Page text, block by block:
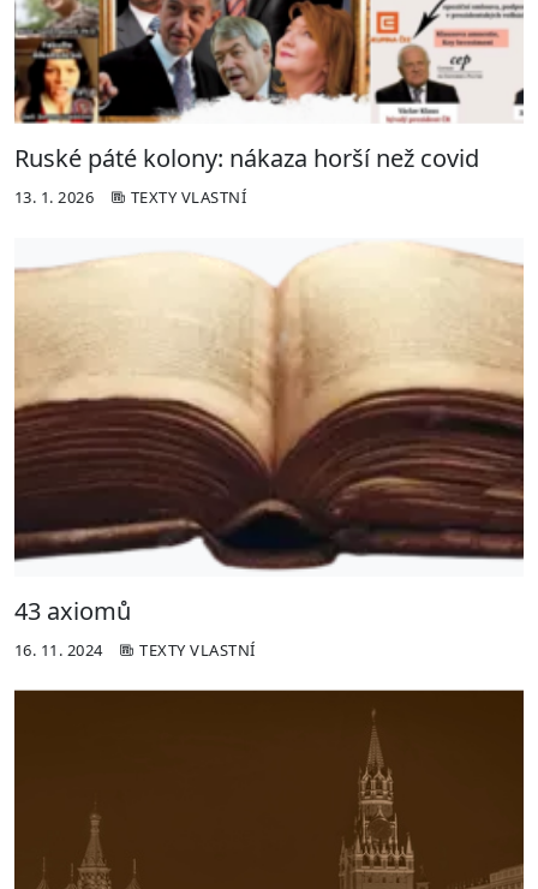
Ruské páté kolony: nákaza horší než covid
13. 1. 2026 TEXTY VLASTNÍ
43 axiomů
16. 11. 2024 TEXTY VLASTNÍ